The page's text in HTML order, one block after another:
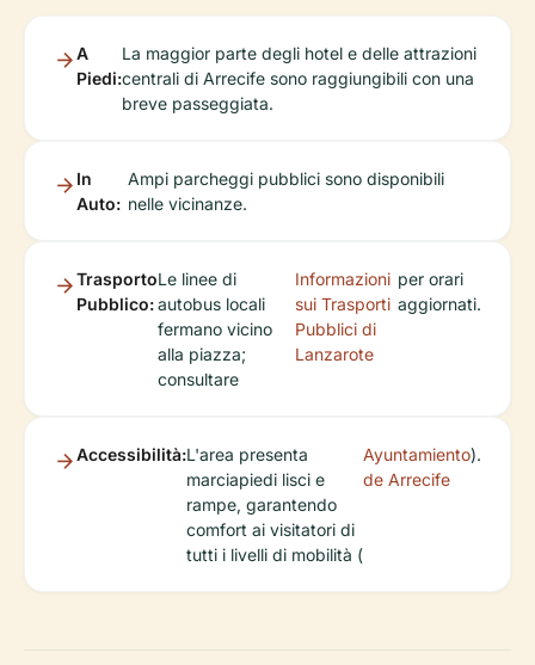
A
Piedi:
La maggior parte degli hotel e delle attrazioni
centrali di Arrecife sono raggiungibili con una
breve passeggiata.
In
Auto:
Ampi parcheggi pubblici sono disponibili
nelle vicinanze.
Trasporto
Pubblico:
Le linee di
autobus locali
fermano vicino
alla piazza;
consultare
Informazioni
sui Trasporti
Pubblici di
Lanzarote
per orari
aggiornati.
Accessibilità:L'area presenta
marciapiedi lisci e
rampe, garantendo
comfort ai visitatori di
tutti i livelli di mobilità (
Ayuntamiento
de Arrecife
).